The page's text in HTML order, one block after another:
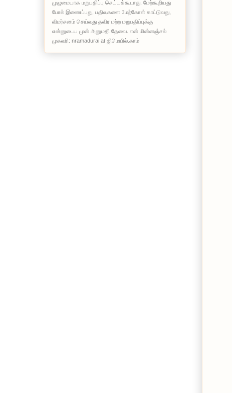
முழுமையாக மறுபதிப்பு செய்யக்கூடாது. மேற்கூறியது
போல் இணைப்பது, பதிவுகளை மேற்கோள் காட்டுவது,
விமர்சனம் செய்வது தவிர மற்ற மறுபதிப்புக்கு
என்னுடைய முன் அனுமதி தேவை. என் மின்னஞ்சல்
முகவரி: nramadurai at ஜிமெயில்.காம்